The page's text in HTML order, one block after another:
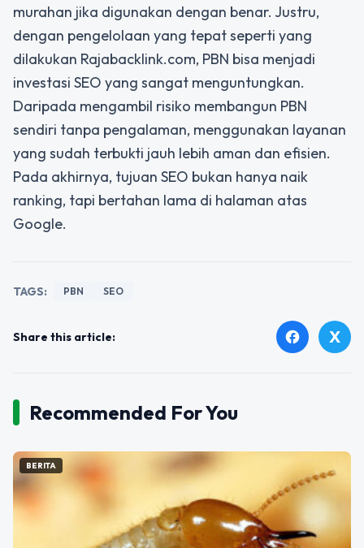
murahan jika digunakan dengan benar. Justru,
dengan pengelolaan yang tepat seperti yang
dilakukan Rajabacklink.com, PBN bisa menjadi
investasi SEO yang sangat menguntungkan.
Daripada mengambil risiko membangun PBN
sendiri tanpa pengalaman, menggunakan layanan
yang sudah terbukti jauh lebih aman dan efisien.
Pada akhirnya, tujuan SEO bukan hanya naik
ranking, tapi bertahan lama di halaman atas
Google.
TAGS: PBN SEO
Share this article: facebook X
Recommended For You
BERITA